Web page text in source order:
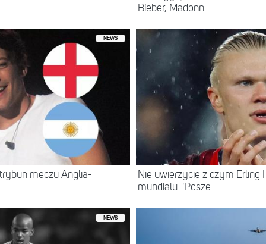
Bieber, Madonn...
NEWS
meczu Anglia-
Nie uwierzycie z czym Erling
mundialu. 'Posze...
NEWS